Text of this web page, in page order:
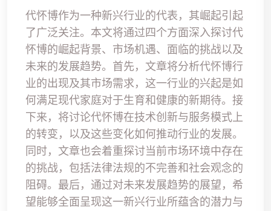
代怀博作为一种新兴行业的代表，其崛起引起
了广泛关注。本文将通过四个方面深入探讨代
怀博的崛起背景、市场机遇、面临的挑战以及
未来的发展趋势。首先，文章将分析代怀博行
业的出现及其市场需求，这一行业的兴起是如
何满足现代家庭对于生育和健康的新期待。接
下来，将讨论代怀博在技术创新与服务模式上
的转变，以及这些变化如何推动行业的发展。
同时，文章也会着重探讨当前市场环境中存在
的挑战，包括法律法规的不完善和社会观念的
阻碍。最后，通过对未来发展趋势的展望，希
望能够全面呈现这一新兴行业所蕴含的潜力与